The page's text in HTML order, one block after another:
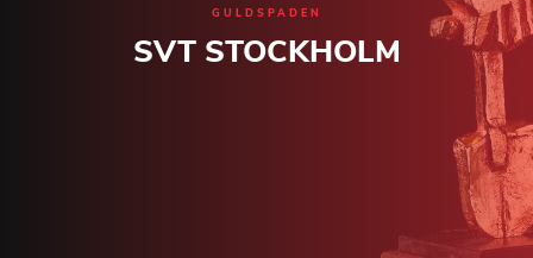
GULDSPADEN
SVT STOCKHOLM